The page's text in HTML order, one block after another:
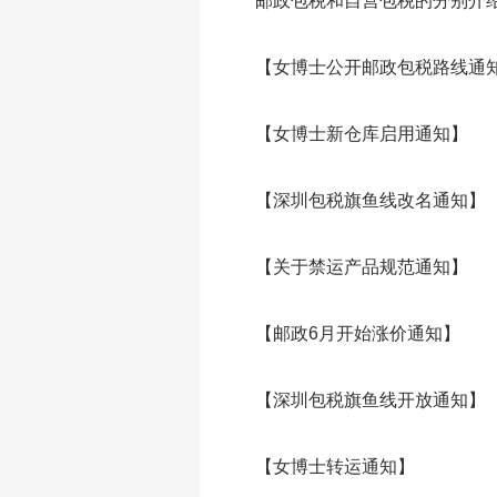
【女博士公开邮政包税路线通
【女博士新仓库启用通知】
【深圳包税旗鱼线改名通知】
【关于禁运产品规范通知】
【邮政6月开始涨价通知】
【深圳包税旗鱼线开放通知】
【女博士转运通知】